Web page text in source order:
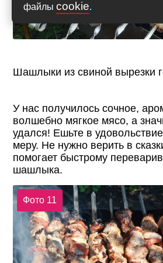
файлы cookie.
Шашлыки из свиной вырезки
У нас получилось сочное,
волшебно мягкое мясо, а
удался! Ешьте в
меру. Не нужно верить в
помогает быстрому
шашлыка.
Фото 11